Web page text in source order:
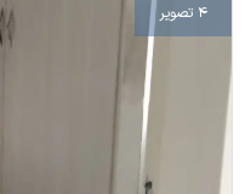
4 تصویر